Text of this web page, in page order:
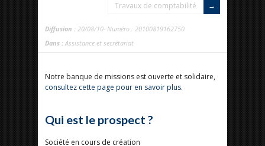
Travaux de comptabilité
Diffusion : 20/08/10- Numéro : 20100819162750
Dans : Assistance et secrétariat
Notre banque de missions est ouverte et solidaire,
consultez cette page pour en savoir plus.
Qui est le prospect ?
Société en cours de création